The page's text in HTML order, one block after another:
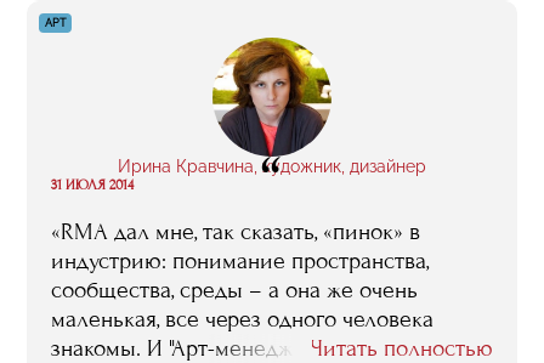
внимание обратить, заявить о себе, если
хотите. Вот у меня лично как раз один из
таких, полученных во время учебы
контактов в итоге и сработал. Позвонили
знакомые люди, пригласили, предложили
попробовать… И вот третий год я уже в
"Спорт-Индустрии"».
АРТ
Ирина Кравчина, художник, дизайнер
“
31 ИЮЛЯ 2014
«RMA дал мне, так сказать, «пинок» в
индустрию: понимание пространства,
сообщества, среды – а она же очень
маленькая, все через одного человека
знакомы. И "Арт-менеджмент и галерейный
Читать полностью